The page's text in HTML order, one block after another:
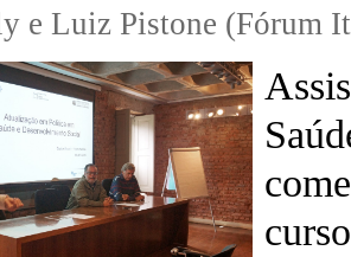
e Luiz Pistone (Fórum